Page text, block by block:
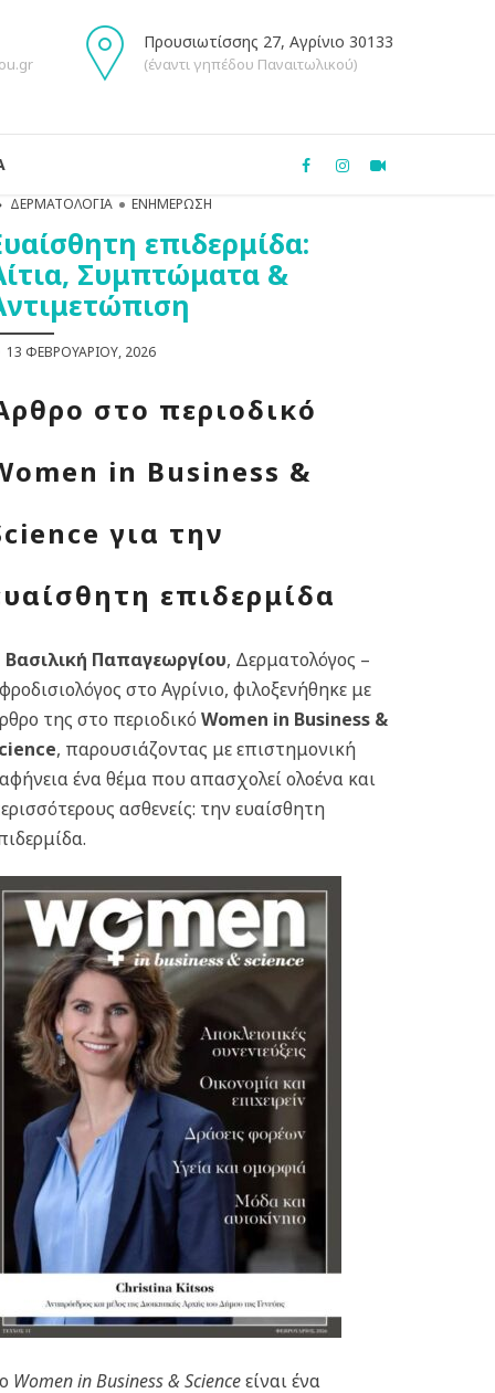
Προυσιωτίσσης 27, Αγρίνιο 30133
(έναντι γηπέδου Παναιτωλικού)
ΔΕΡΜΑΤΟΛΟΓΊΑ ΕΝΗΜΈΡΩΣΗ
επιδερμίδα:
Συμπτώματα &
13 ΦΕΒΡΟΥΑΡΊΟΥ, 2026
στο περιοδικό
in Business &
για την
επιδερμίδα
Βασιλική Παπαγεωργίου, Δερματολόγος –
στο Αγρίνιο, φιλοξενήθηκε με
της στο περιοδικόWomen in Business &
, παρουσιάζοντας με επιστημονική
ένα θέμα που απασχολεί ολοένα και
ασθενείς: την ευαίσθητη
Women in Business & Scienceείναι ένα